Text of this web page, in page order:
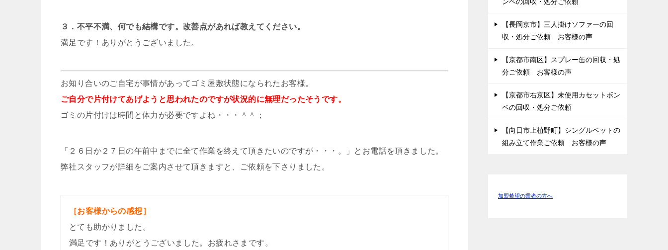
３．不平不満、何でも結構です。改善点があれば教えてください。
満足です！ありがとうございました。
お知り合いのご自宅が事情があってゴミ屋敷状態になられたお客様。
ご自分で片付けてあげようと思われたのですが状況的に無理だったそうです。
ゴミの片付けは時間と体力が必要ですよね・・・＾＾；
「２６日か２７日の午前中までに全て作業を終えて頂きたいのですが・・・。」とお電話を頂きました。
弊社スタッフが詳細をご案内させて頂きますと、ご依頼を下さりました。
［お客様からの感想］
とても助かりました。
満足です！ありがとうございました。お疲れさまです。
【長岡京市】三人掛けソファーの回
収・処分ご依頼 お客様の声
【京都市南区】スプレー缶の回収・処
分ご依頼 お客様の声
【京都市右京区】未使用カセットボン
ベの回収・処分ご依頼
【向日市上植野町】シングルベットの
組み立て作業ご依頼 お客様の声
加盟希望の業者の方へ